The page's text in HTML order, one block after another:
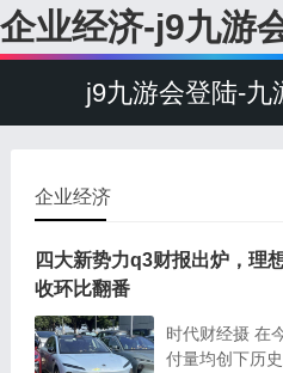
企业经济-j9九游
j9九游会登陆-九
企业经济
四大新势力q3财报出炉，理
收环比翻番
时代财经摄 在
付量均创下历